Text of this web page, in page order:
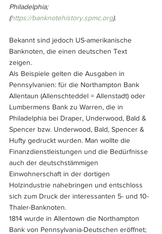
Philadelphia;
(https://banknotehistory.spmc.org).
Bekannt sind jedoch US-amerikanische
Banknoten, die einen deutschen Text
zeigen.
Als Beispiele gelten die Ausgaben in
Pennsylvanien: für die Northampton Bank
Allentaun (Allenschteddel = Allenstadt) oder
Lumbermens Bank zu Warren, die in
Philadelphia bei Draper, Underwood, Bald &
Spencer bzw. Underwood, Bald, Spencer &
Hufty gedruckt wurden. Man wollte die
Finanzdienstleistungen und die Bedürfnisse
auch der deutschstämmigen
Einwohnerschaft in der dortigen
Holzindustrie nahebringen und entschloss
sich zum Druck der interessanten 5- und 10-
Thaler-Banknoten.
1814 wurde in Allentown die Northampton
Bank von Pennsylvania-Deutschen eröffnet;